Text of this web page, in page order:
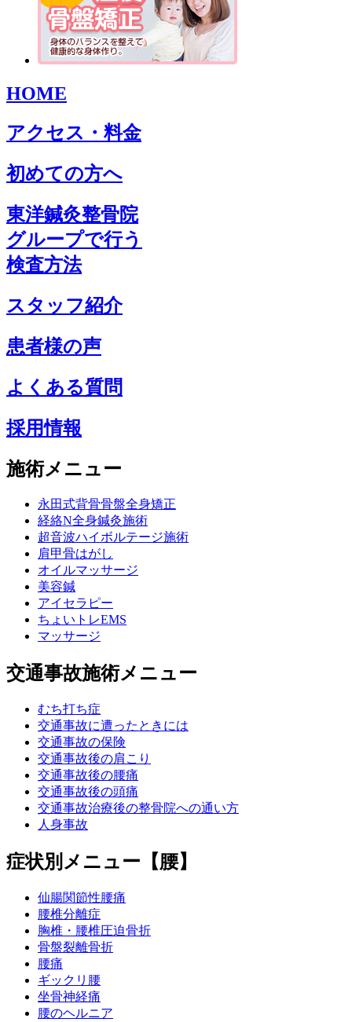
HOME
アクセス・料金
初めての方へ
東洋鍼灸整骨院
グループで行う
検査方法
スタッフ紹介
患者様の声
よくある質問
採用情報
施術メニュー
永田式背骨骨盤全身矯正
経絡N全身鍼灸施術
超音波ハイボルテージ施術
肩甲骨はがし
オイルマッサージ
美容鍼
アイセラピー
ちょいトレEMS
マッサージ
交通事故施術メニュー
むち打ち症
交通事故に遭ったときには
交通事故の保険
交通事故後の肩こり
交通事故後の腰痛
交通事故後の頭痛
交通事故治療後の整骨院への通い方
人身事故
症状別メニュー【腰】
仙腸関節性腰痛
腰椎分離症
胸椎・腰椎圧迫骨折
骨盤裂離骨折
腰痛
ギックリ腰
坐骨神経痛
腰のヘルニア